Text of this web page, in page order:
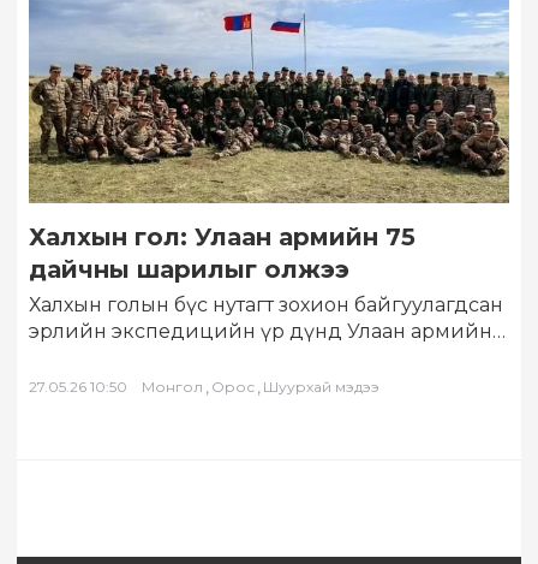
Халхын гол: Улаан армийн 75
дайчны шарилыг олжээ
Халхын голын бүс нутагт зохион байгуулагдсан
эрлийн экспедицийн үр дүнд Улаан армийн
олж, илрүүлсэн…
27.05.26 10:50 Монгол , Орос , Шуурхай мэдээ